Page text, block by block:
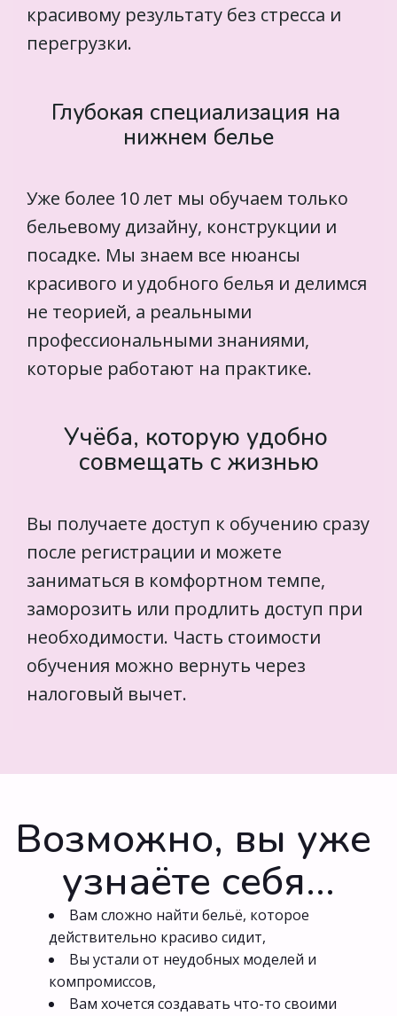
красивому результату без стресса и
перегрузки.
Глубокая специализация на
нижнем белье
Уже более 10 лет мы обучаем только
бельевому дизайну, конструкции и
посадке. Мы знаем все нюансы
красивого и удобного белья и делимся
не теорией, а реальными
профессиональными знаниями,
которые работают на практике.
Учёба, которую удобно
совмещать с жизнью
Вы получаете доступ к обучению сразу
после регистрации и можете
заниматься в комфортном темпе,
заморозить или продлить доступ при
необходимости. Часть стоимости
обучения можно вернуть через
налоговый вычет.
Возможно, вы уже
узнаёте себя...
Вам сложно найти бельё, которое
действительно красиво сидит,
Вы устали от неудобных моделей и
компромиссов,
Вам хочется создавать что-то своими